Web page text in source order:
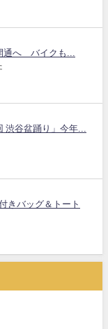
通へ バイクも...
渋谷盆踊り」今年...
きバッグ＆トート